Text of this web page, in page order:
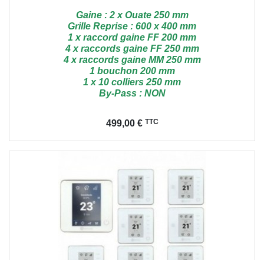
Gaine : 2 x Ouate 250 mm
Grille Reprise : 600 x 400 mm
1 x raccord gaine FF 200 mm
4 x raccords gaine FF 250 mm
4 x raccords gaine MM 250 mm
1 bouchon 200 mm
1 x 10 colliers 250 mm
By-Pass : NON
499,00 € TTC